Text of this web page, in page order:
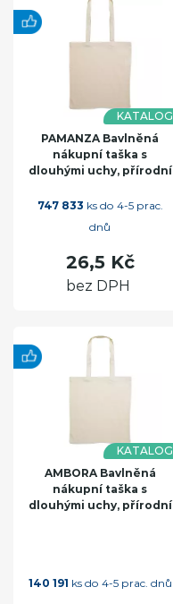
KATALOG
PAMANZA Bavlněná
nákupní taška s
dlouhými uchy, přírodní
747 833 ks do 4-5 prac.
dnů
26,5 Kč
bez DPH
KATALOG
AMBORA Bavlněná
nákupní taška s
dlouhými uchy, přírodní
140 191 ks do 4-5 prac. dnů